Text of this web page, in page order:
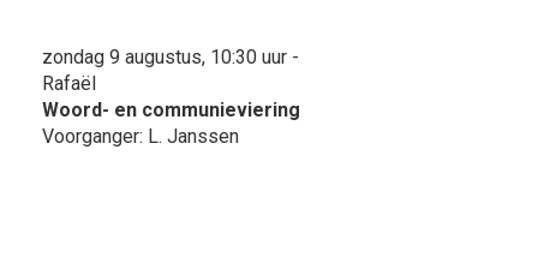
zondag 9 augustus, 10:30 uur -
Rafaël
Woord- en communieviering
Voorganger: L. Janssen